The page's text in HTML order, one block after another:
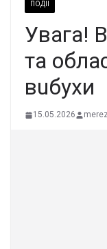
ПОДІЇ
Увaга!
та
вuбуxи
15.05.2026